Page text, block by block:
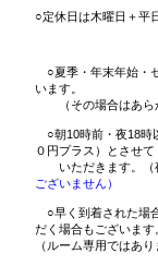
○定休日は木曜日＋平
○夏季・年末年始・
います。
（その場合はあらか
○朝10時前・夜18時
０円プラス）とさせて
いただきます。（
ございません）
○早く到着された場
だく場合もございます
（ルーム専用ではあり